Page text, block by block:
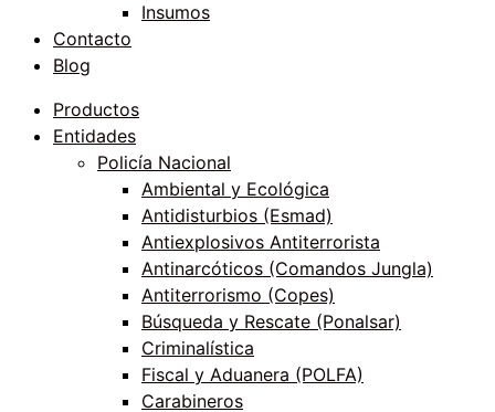
Insumos
Contacto
Blog
Productos
Entidades
Policía Nacional
Ambiental y Ecológica
Antidisturbios (Esmad)
Antiexplosivos Antiterrorista
Antinarcóticos (Comandos Jungla)
Antiterrorismo (Copes)
Búsqueda y Rescate (Ponalsar)
Criminalística
Fiscal y Aduanera (POLFA)
Carabineros